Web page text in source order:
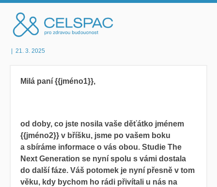
21. 3. 2025
Milá paní {{jméno1}},
od doby, co jste nosila vaše děťátko jménem
{{jméno2}} v bříšku, jsme po vašem boku
a sbíráme informace o vás obou. Studie The
Next Generation se nyní spolu s vámi dostala
do další fáze. Váš potomek je nyní přesně v tom
věku, kdy bychom ho rádi přivítali u nás na